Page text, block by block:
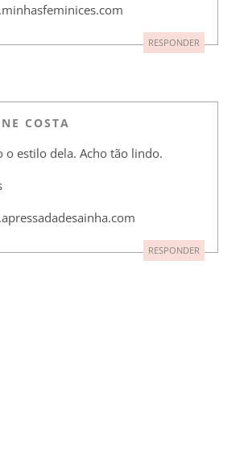
RESPONDER
COSTA
o estilo dela. Acho tão lindo.
RESPONDER